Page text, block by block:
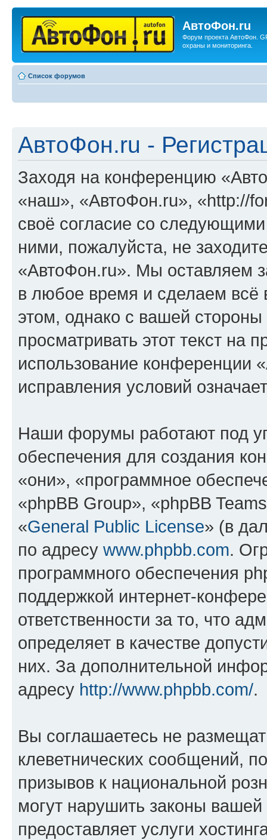
АвтоФон.ru
Форум проекта АвтоФон.
охраны и мониторинга.
Список форумов
АвтоФон.ru -
Заходя на конференцию
«наш», «АвтоФон.ru», «http://
своё согласие со
ними, пожалуйста, не
«АвтоФон.ru». Мы оставляем
в любое время и сделаем всё
этом, однако с вашей
просматривать этот текст на
использование конференции
исправления условий
Наши форумы работают под
обеспечения для создания
«они», «программное
«phpBB Group», «phpBB
«General Public License» (в
по адресу www.phpbb.com.
программного обеспечения
поддержкой интернет-
ответственности за то, что
определяет в качестве
них. За дополнительной
адресу http://www.phpbb.com/.
Вы соглашаетесь не
клеветнических сообщений,
призывов к национальной
могут нарушить законы
предоставляет услуги